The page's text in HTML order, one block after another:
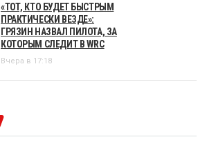
«ТОТ, КТО БУДЕТ БЫСТРЫМ
ПРАКТИЧЕСКИ ВЕЗДЕ»:
ГРЯЗИН НАЗВАЛ ПИЛОТА, ЗА
КОТОРЫМ СЛЕДИТ В WRC
Вчера в 17:18